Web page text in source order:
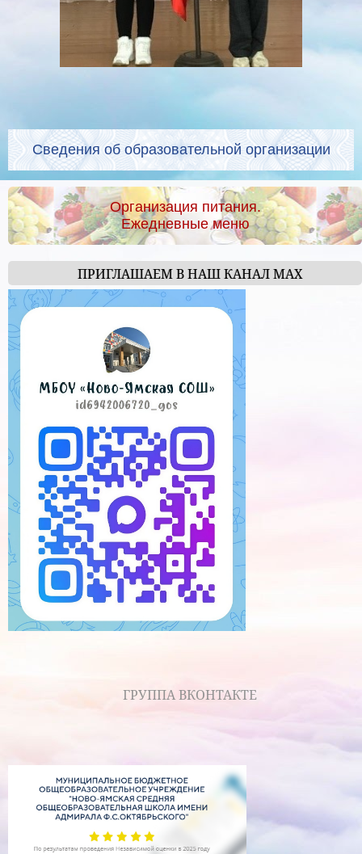
Сведения об образовательной организации
Организация питания.
Ежедневные меню
ПРИГЛАШАЕМ В НАШ КАНАЛ МАХ
ГРУППА ВКОНТАКТЕ